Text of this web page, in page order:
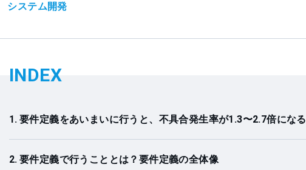
システム開発
INDEX
要件定義をあいまいに行うと、不具合発生率が1.3〜2.7倍になる
要件定義で行うこととは？要件定義の全体像